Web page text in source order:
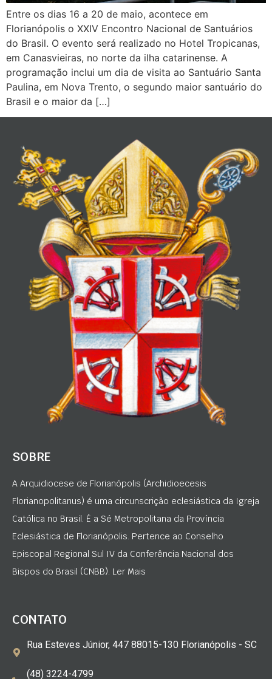
Entre os dias 16 a 20 de maio, acontece em
Florianópolis o XXIV Encontro Nacional de Santuários
do Brasil. O evento será realizado no Hotel Tropicanas,
em Canasvieiras, no norte da ilha catarinense. A
programação inclui um dia de visita ao Santuário Santa
Paulina, em Nova Trento, o segundo maior santuário do
Brasil e o maior da […]
SOBRE
A Arquidiocese de Florianópolis (Archidioecesis
Florianopolitanus) é uma circunscrição eclesiástica da Igreja
Católica no Brasil. É a Sé Metropolitana da Província
Eclesiástica de Florianópolis. Pertence ao Conselho
Episcopal Regional Sul IV da Conferência Nacional dos
Bispos do Brasil (CNBB). Ler Mais
CONTATO
Rua Esteves Júnior, 447 88015-130 Florianópolis - SC
(48) 3224-4799